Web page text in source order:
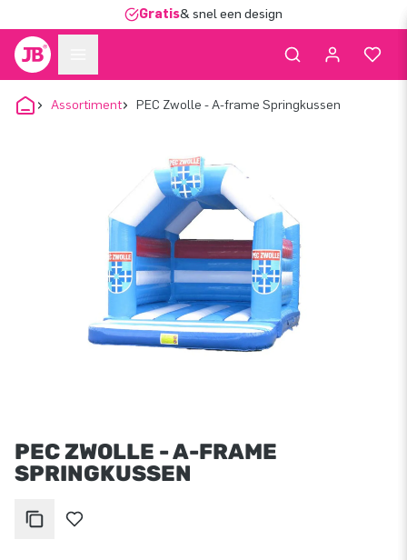
Gratis& snel een design
Assortiment PEC Zwolle - A-frame Springkussen
PEC ZWOLLE - A-FRAME
SPRINGKUSSEN